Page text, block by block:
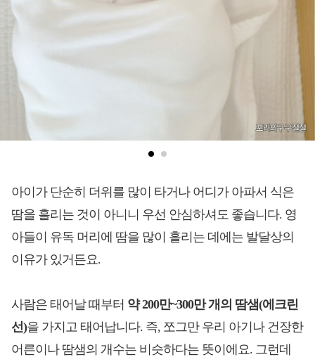
아이가 단순히 더위를 많이 타거나 어디가 아파서 식은
땀을 흘리는 것이 아니니 우선 안심하셔도 좋습니다. 영
아들이 유독 머리에 땀을 많이 흘리는 데에는 발달상의
이유가 있거든요.
사람은 태어날 때부터 약 200만~300만 개의 땀샘(에크린
선)을 가지고 태어납니다. 즉, 쪼그만 우리 아기나 건장한
어른이나 땀샘의 개수는 비슷하다는 뜻이에요. 그런데